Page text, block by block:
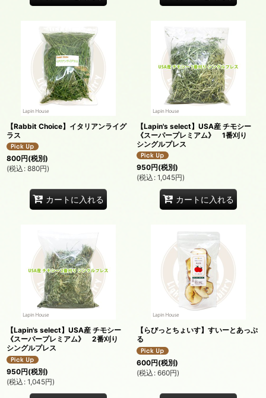
【Rabbit Choice】イタリアンライグ
ラス
800円(税別)
(税込 : 880円)
カートに入れる
【Lapin's select】USA産 チモシー
《スーパープレミアム》 1番刈り
シングルプレス
950円(税別)
(税込 : 1,045円)
カートに入れる
【Lapin's select】USA産 チモシー
《スーパープレミアム》 2番刈り
シングルプレス
950円(税別)
(税込 : 1,045円)
【らびっとちょいす】すいーとあっぷ
る
600円(税別)
(税込 : 660円)